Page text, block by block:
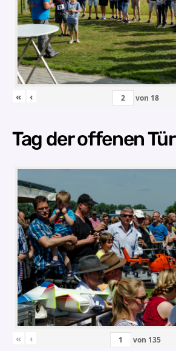
« ‹ von 18
Tag der offenen Tür
« ‹ von 135